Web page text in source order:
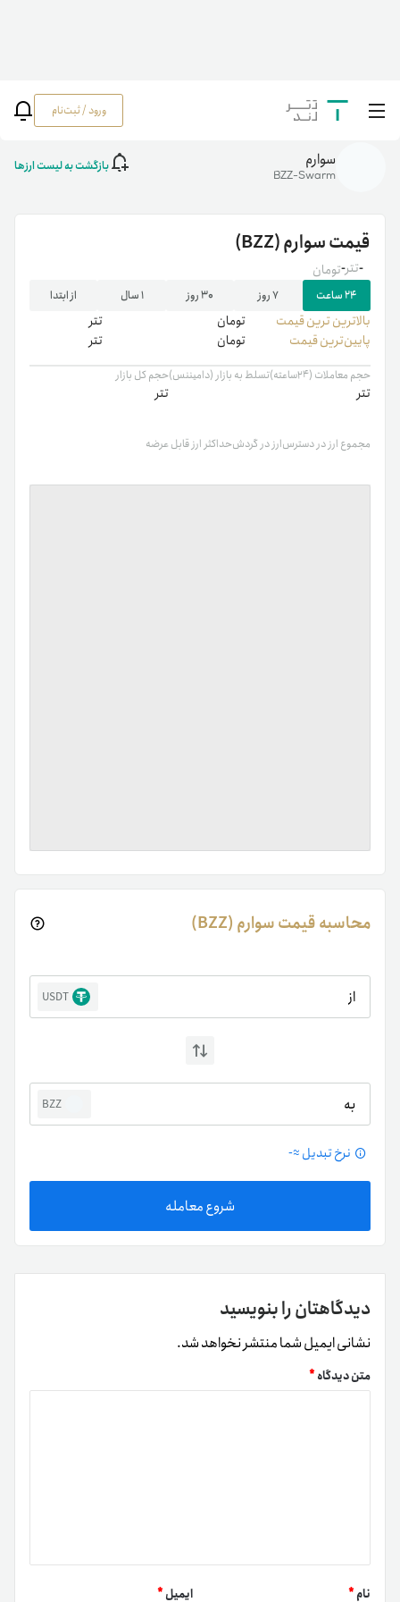
ورود / ثبت‌نام خانه رمزارزها/
BZZ
سوارم
BZZ-Swarm
بازگشت به لیست ارزها
قیمتسوارم
-تومان -تتر
۲۴ ساعت ۷ روز ۳۰ روز ۱ سال از ابتدا
بالاترین ‌ترین قیمت تومان
تتر
پایین‌ترین قیمت
تومان تتر
حجم معاملات (۲۴ساعته)
تتر
تسلط به بازار (دامیننس)حجم کل بازار
تتر
مجموع ارز در دسترسارز در گردشحداکثر ارز قابل عرضه
محاسبه قیمت سوارم (BZZ)
از USDT
به BZZ
نرخ تبدیل ≈-
شروع معامله
دیدگاهتان را بنویسید
نشانی ایمیل شما منتشر نخواهد شد.
متن دیدگاه*
نام* ایمیل*